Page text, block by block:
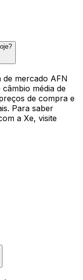
de mercado AFN
de compra e
Para saber
a Xe, visite